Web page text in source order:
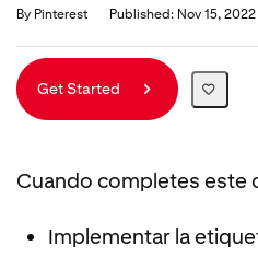
By Pinterest Published: Nov 15, 2022
Duration
Average rating: 4.9
21 reviews
Get Started
Cuando completes este
Implementar la